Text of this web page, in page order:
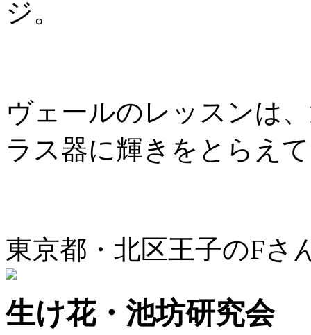
ジ。
ヴェールのレッスンは
ラス器に輝きをとらえ
東京都・北区王子のFさ
生け花・池坊研究会